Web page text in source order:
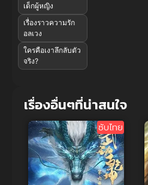
เด็กผู้หญิง
เรื่องราวความรัก
อลเวง
ใครคือเงาลึกลับตัว
จริง?
เรื่องอื่นๆที่น่าสนใจ
ซับไทย